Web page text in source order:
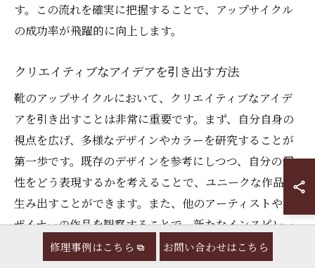
す。この流れを確実に把握することで、アップサイクル
の成功率が飛躍的に向上します。
クリエイティブなアイデアを引き出す方法
靴のアップサイクルにおいて、クリエイティブなアイデ
アを引き出すことは非常に重要です。まず、自分自身の
視点を広げ、多様なデザインやカラーを研究することが
第一歩です。既存のデザインを参考にしつつ、自分の個
性をどう表現するかを考えることで、ユニークな作品を
生み出すことができます。また、他のアーティストやデ
ザイナーの作品を観察することで、新たなインスピレー
ションを得ることも可能です。さらに、オンラインコミ
修理事例はこちら お問い合わせはこちら